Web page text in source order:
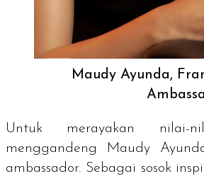
Maudy Ayunda,
Untuk merayakan
menggandeng Maudy
ambassador. Sebagai sosok